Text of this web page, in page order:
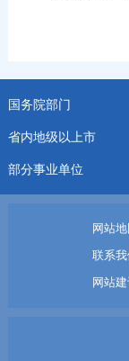
国务院部门
省内地级以上市
部分事业单位
网站地
联系我
网站